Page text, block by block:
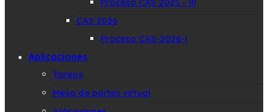
CAS 2026
Proceso CAS-2026-I
Aplicaciones
Tareos
Mesa de partes virtual